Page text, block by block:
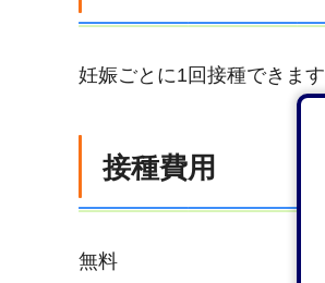
妊娠ごとに1回接種できます
接種費用
無料